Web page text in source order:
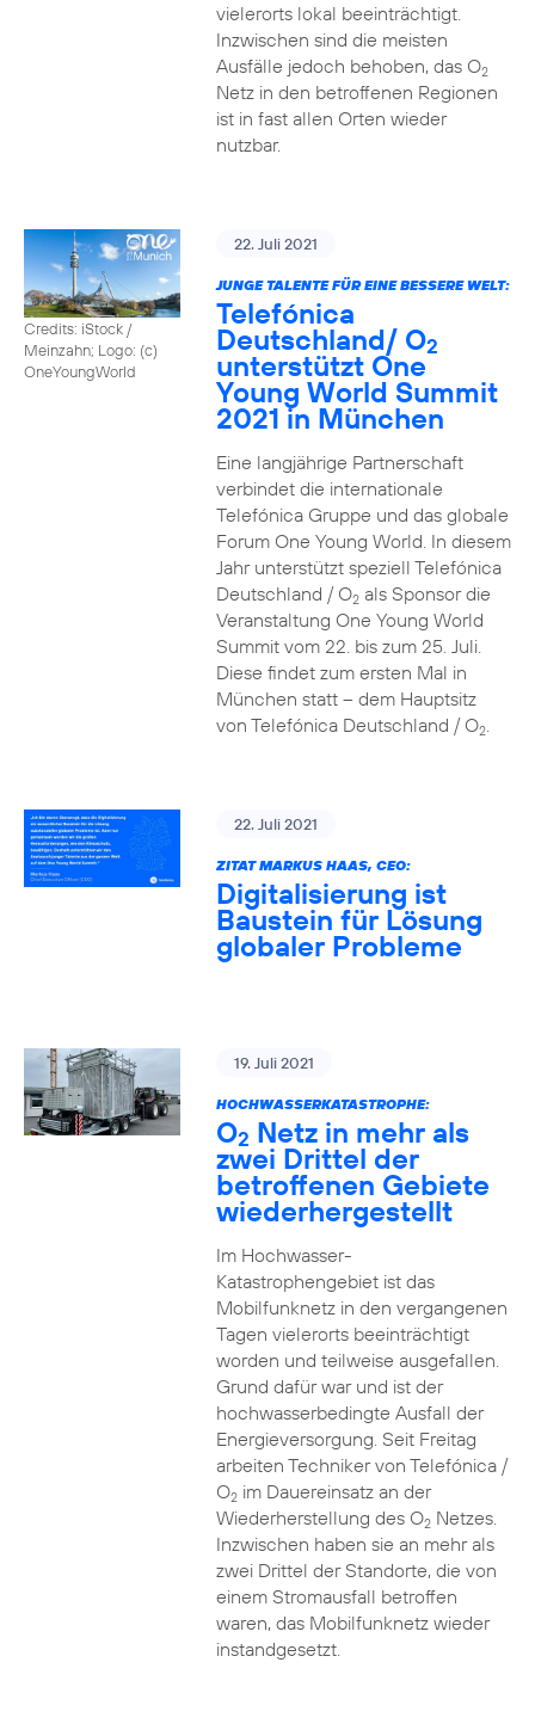
vielerorts lokal beeinträchtigt.
Inzwischen sind die meisten
Ausfälle jedoch behoben, das O2
Netz in den betroffenen Regionen
ist in fast allen Orten wieder
nutzbar.
Credits: iStock /
Meinzahn; Logo: (c)
OneYoungWorld
22. Juli 2021
JUNGE TALENTE FÜR EINE BESSERE WELT:
Telefónica
Deutschland/ O2
unterstützt One
Young World Summit
2021 in München
Eine langjährige Partnerschaft
verbindet die internationale
Telefónica Gruppe und das globale
Forum One Young World. In diesem
Jahr unterstützt speziell Telefónica
Deutschland / O2als Sponsor die
Veranstaltung One Young World
Summit vom 22. bis zum 25. Juli.
Diese findet zum ersten Mal in
München statt – dem Hauptsitz
von Telefónica Deutschland / O2.
22. Juli 2021
ZITAT MARKUS HAAS, CEO:
Digitalisierung ist
Baustein für Lösung
globaler Probleme
19. Juli 2021
HOCHWASSERKATASTROPHE:
O2 Netz in mehr als
zwei Drittel der
betroffenen Gebiete
wiederhergestellt
Im Hochwasser-
Katastrophengebiet ist das
Mobilfunknetz in den vergangenen
Tagen vielerorts beeinträchtigt
worden und teilweise ausgefallen.
Grund dafür war und ist der
hochwasserbedingte Ausfall der
Energieversorgung. Seit Freitag
arbeiten Techniker von Telefónica /
O2im Dauereinsatz an der
Wiederherstellung des O2Netzes.
Inzwischen haben sie an mehr als
zwei Drittel der Standorte, die von
einem Stromausfall betroffen
waren, das Mobilfunknetz wieder
instandgesetzt.